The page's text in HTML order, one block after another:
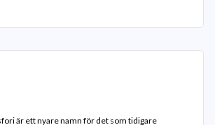
är ett nyare namn för det som tidigare